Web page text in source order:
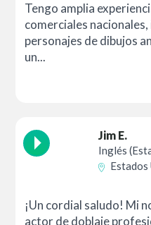
Tengo amplia
comerciales
personajes de dibujos
un...
Jim E.
Inglés
Estados
¡Un cordial saludo! Mi
actor de doblaje